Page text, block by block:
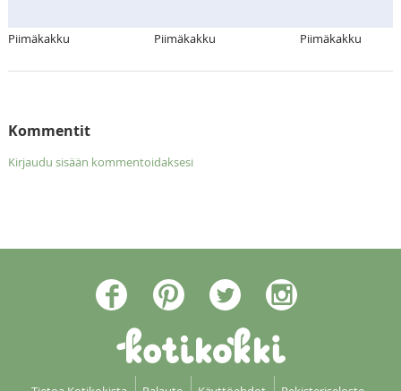
Piimäkakku Piimäkakku Piimäkakku
Kommentit
Kirjaudu sisään kommentoidaksesi